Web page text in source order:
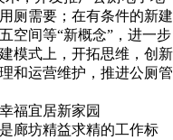
厕需要；在有条件的新建
空间等“新概念”，进一步
模式上，开拓思维，创新
和运营维护，推进公厕管
福宜居新家园
廊坊精益求精的工作标